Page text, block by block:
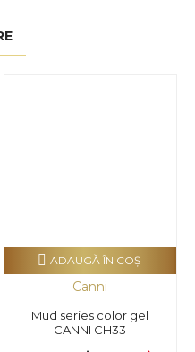
Canni
Mud series color gel
CANNI CH33
ADAUGĂ ÎN COŞ